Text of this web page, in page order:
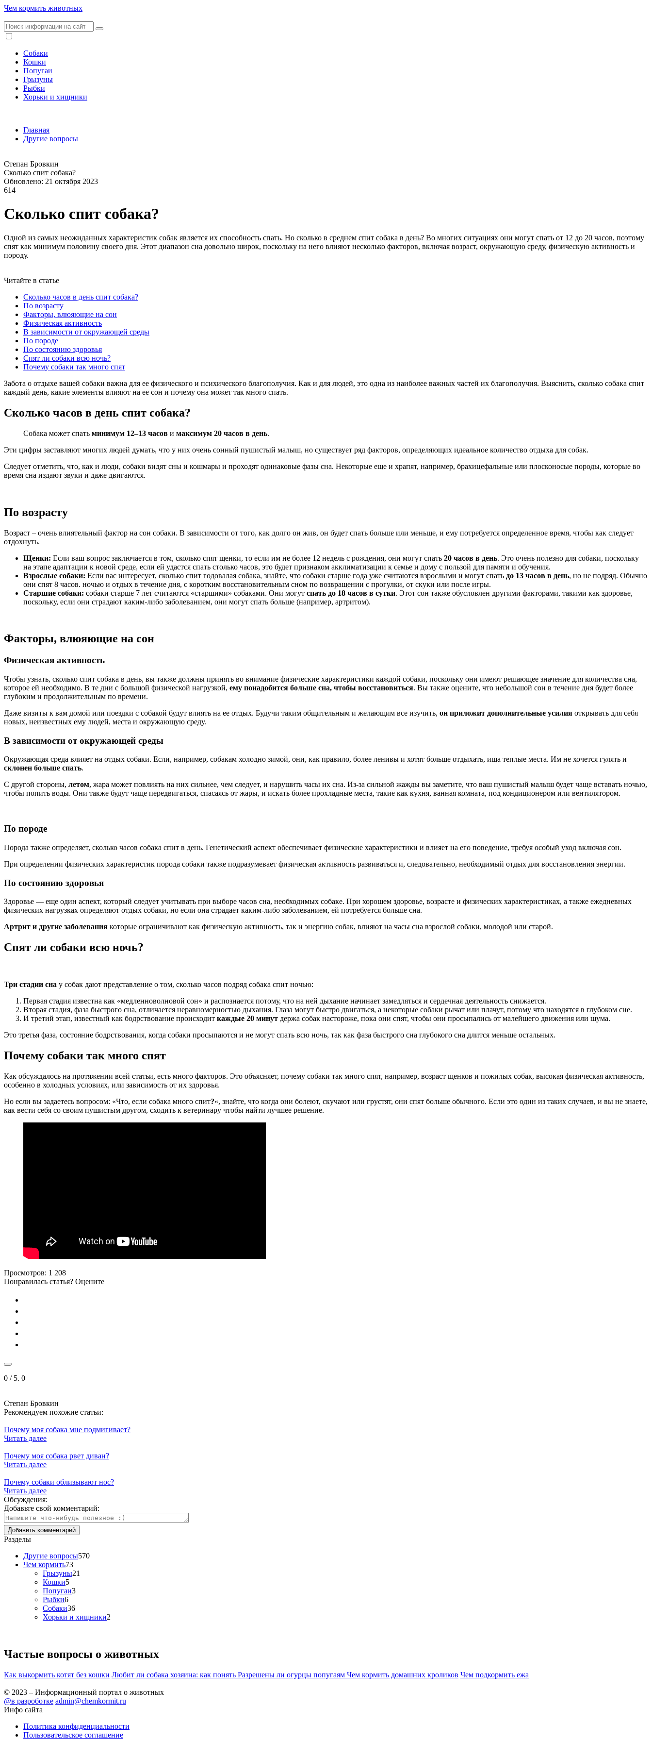
Чем кормить животных
Собаки
Кошки
Попугаи
Грызуны
Рыбки
Хорьки и хищники
Главная
Другие вопросы
Степан Бровкин
Сколько спит собака?
Обновлено: 21 октября 2023
614
Сколько спит собака?
Одной из самых неожиданных характеристик собак является их способность спать. Но сколько в среднем спит собака в день? Во многих ситуациях они могут спать от 12 до 20 часов, поэтому
спят как минимум половину своего дня. Этот диапазон сна довольно широк, поскольку на него влияют несколько факторов, включая возраст, окружающую среду, физическую активность и
породу.
Читайте в статье
Сколько часов в день спит собака?
По возрасту
Факторы, влюяющие на сон
Физическая активность
В зависимости от окружающей среды
По породе
По состоянию здоровья
Спят ли собаки всю ночь?
Почему собаки так много спят
Забота о отдыхе вашей собаки важна для ее физического и психического благополучия. Как и для людей, это одна из наиболее важных частей их благополучия. Выяснить, сколько собака спит
каждый день, какие элементы влияют на ее сон и почему она может так много спать.
Сколько часов в день спит собака?
Собака может спать минимум 12–13 часов и максимум 20 часов в день.
Эти цифры заставляют многих людей думать, что у них очень сонный пушистый малыш, но существует ряд факторов, определяющих идеальное количество отдыха для собак.
Следует отметить, что, как и люди, собаки видят сны и кошмары и проходят одинаковые фазы сна. Некоторые еще и храпят, например, брахицефальные или плосконосые породы, которые во
время сна издают звуки и даже двигаются.
По возрасту
Возраст – очень влиятельный фактор на сон собаки. В зависимости от того, как долго он жив, он будет спать больше или меньше, и ему потребуется определенное время, чтобы как следует
отдохнуть.
Щенки: Если ваш вопрос заключается в том, сколько спят щенки, то если им не более 12 недель с рождения, они могут спать 20 часов в день. Это очень полезно для собаки, поскольку
на этапе адаптации к новой среде, если ей удастся спать столько часов, это будет признаком акклиматизации к семье и дому с пользой для памяти и обучения.
Взрослые собаки: Если вас интересует, сколько спит годовалая собака, знайте, что собаки старше года уже считаются взрослыми и могут спать до 13 часов в день, но не подряд. Обычно
они спят 8 часов. ночью и отдых в течение дня, с коротким восстановительным сном по возвращении с прогулки, от скуки или после игры.
Старшие собаки: собаки старше 7 лет считаются «старшими» собаками. Они могут спать до 18 часов в сутки. Этот сон также обусловлен другими факторами, такими как здоровье,
поскольку, если они страдают каким-либо заболеванием, они могут спать больше (например, артритом).
Факторы, влюяющие на сон
Физическая активность
Чтобы узнать, сколько спит собака в день, вы также должны принять во внимание физические характеристики каждой собаки, поскольку они имеют решающее значение для количества сна,
которое ей необходимо. В те дни с большой физической нагрузкой, ему понадобится больше сна, чтобы восстановиться. Вы также оцените, что небольшой сон в течение дня будет более
глубоким и продолжительным по времени.
Даже визиты к вам домой или поездки с собакой будут влиять на ее отдых. Будучи таким общительным и желающим все изучить, он приложит дополнительные усилия открывать для себя
новых, неизвестных ему людей, места и окружающую среду.
В зависимости от окружающей среды
Окружающая среда влияет на отдых собаки. Если, например, собакам холодно зимой, они, как правило, более ленивы и хотят больше отдыхать, ища теплые места. Им не хочется гулять и
склонен больше спать.
С другой стороны, летом, жара может повлиять на них сильнее, чем следует, и нарушить часы их сна. Из-за сильной жажды вы заметите, что ваш пушистый малыш будет чаще вставать ночью,
чтобы попить воды. Они также будут чаще передвигаться, спасаясь от жары, и искать более прохладные места, такие как кухня, ванная комната, под кондиционером или вентилятором.
По породе
Порода также определяет, сколько часов собака спит в день. Генетический аспект обеспечивает физические характеристики и влияет на его поведение, требуя особый уход включая сон.
При определении физических характеристик порода собаки также подразумевает физическая активность развиваться и, следовательно, необходимый отдых для восстановления энергии.
По состоянию здоровья
Здоровье — еще один аспект, который следует учитывать при выборе часов сна, необходимых собаке. При хорошем здоровье, возрасте и физических характеристиках, а также ежедневных
физических нагрузках определяют отдых собаки, но если она страдает каким-либо заболеванием, ей потребуется больше сна.
Артрит и другие заболевания которые ограничивают как физическую активность, так и энергию собак, влияют на часы сна взрослой собаки, молодой или старой.
Спят ли собаки всю ночь?
Три стадии сна у собак дают представление о том, сколько часов подряд собака спит ночью:
Первая стадия известна как «медленноволновой сон» и распознается потому, что на ней дыхание начинает замедляться и сердечная деятельность снижается.
Вторая стадия, фаза быстрого сна, отличается неравномерностью дыхания. Глаза могут быстро двигаться, а некоторые собаки рычат или плачут, потому что находятся в глубоком сне.
И третий этап, известный как бодрствование происходит каждые 20 минут держа собак настороже, пока они спят, чтобы они просыпались от малейшего движения или шума.
Это третья фаза, состояние бодрствования, когда собаки просыпаются и не могут спать всю ночь, так как фаза быстрого сна глубокого сна длится меньше остальных.
Почему собаки так много спят
Как обсуждалось на протяжении всей статьи, есть много факторов. Это объясняет, почему собаки так много спят, например, возраст щенков и пожилых собак, высокая физическая активность,
особенно в холодных условиях, или зависимость от их здоровья.
Но если вы задаетесь вопросом: «Что, если собака много спит?«, знайте, что когда они болеют, скучают или грустят, они спят больше обычного. Если это один из таких случаев, и вы не знаете,
как вести себя со своим пушистым другом, сходить к ветеринару чтобы найти лучшее решение.
Просмотров: 1 208
Понравилась статья? Оцените
0 / 5. 0
Степан Бровкин
Рекомендуем похожие статьи:
Почему моя собака мне подмигивает?
Читать далее
Почему моя собака рвет диван?
Читать далее
Почему собаки облизывают нос?
Читать далее
Обсуждения:
Добавьте свой комментарий:
Разделы
Другие вопросы570
Чем кормить73
Грызуны21
Кошки5
Попугаи3
Рыбки6
Собаки36
Хорьки и хищники2
Частые вопросы о животных
Как выкормить котят без кошки Любит ли собака хозяина: как понять Разрешены ли огурцы попугаям Чем кормить домашних кроликов Чем подкормить ежа
© 2023 – Информационный портал о животных
@в разроботке admin@chemkormit.ru
Инфо сайта
Политика конфиденциальности
Пользовательское соглашение